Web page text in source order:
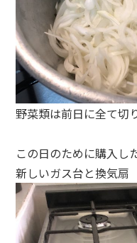
野菜類は前日に全て切
この日のために購入し
新しいガス台と換気扇